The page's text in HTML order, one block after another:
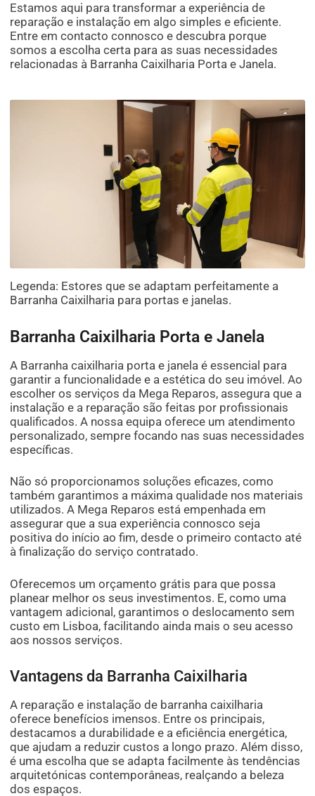
Estamos aqui para transformar a experiência de
reparação e instalação em algo simples e eficiente.
Entre em contacto connosco e descubra porque
somos a escolha certa para as suas necessidades
relacionadas à Barranha Caixilharia Porta e Janela.
Legenda: Estores que se adaptam perfeitamente a
Barranha Caixilharia para portas e janelas.
Barranha Caixilharia Porta e Janela
A Barranha caixilharia porta e janela é essencial para
garantir a funcionalidade e a estética do seu imóvel. Ao
escolher os serviços da Mega Reparos, assegura que a
instalação e a reparação são feitas por profissionais
qualificados. A nossa equipa oferece um atendimento
personalizado, sempre focando nas suas necessidades
específicas.
Não só proporcionamos soluções eficazes, como
também garantimos a máxima qualidade nos materiais
utilizados. A Mega Reparos está empenhada em
assegurar que a sua experiência connosco seja
positiva do início ao fim, desde o primeiro contacto até
à finalização do serviço contratado.
Oferecemos um orçamento grátis para que possa
planear melhor os seus investimentos. E, como uma
vantagem adicional, garantimos o deslocamento sem
custo em Lisboa, facilitando ainda mais o seu acesso
aos nossos serviços.
Vantagens da Barranha Caixilharia
A reparação e instalação de barranha caixilharia
oferece benefícios imensos. Entre os principais,
destacamos a durabilidade e a eficiência energética,
que ajudam a reduzir custos a longo prazo. Além disso,
é uma escolha que se adapta facilmente às tendências
arquitetónicas contemporâneas, realçando a beleza
dos espaços.